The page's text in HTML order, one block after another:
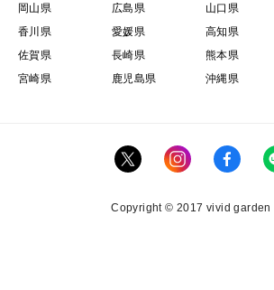
岡山県
広島県 山口県
香川県
愛媛県 高知県
佐賀県
長崎県 熊本県
宮崎県
鹿児島県 沖縄県
Copyright © 2017 vivid garden